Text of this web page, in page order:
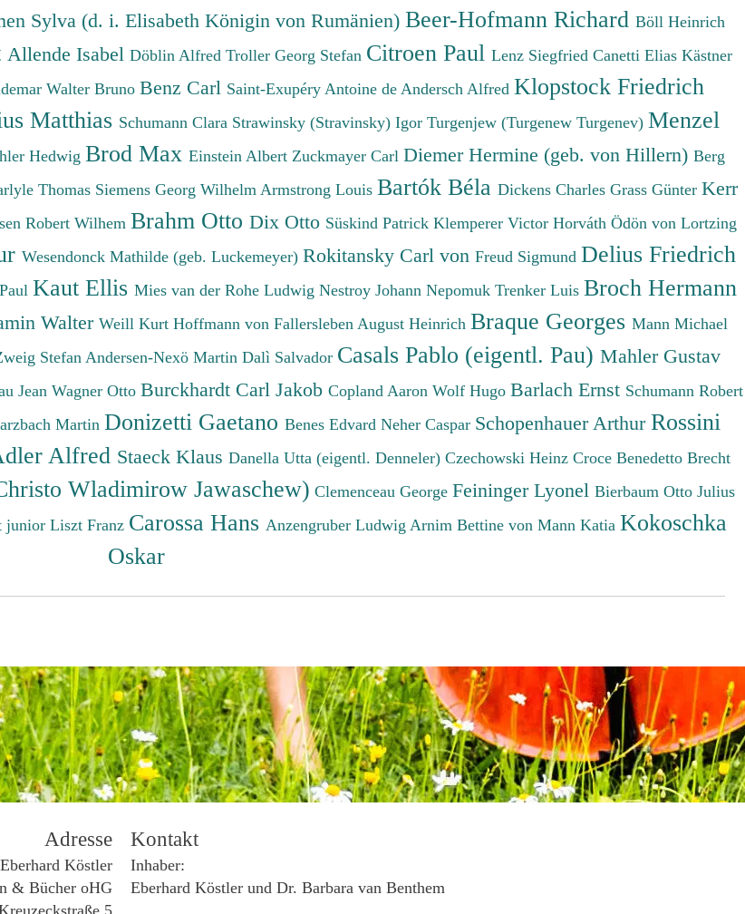
Sylva (d. i. Elisabeth Königin von Rumänien) Beer-Hofmann Richard Böll Heinrich
Allende Isabel Döblin Alfred Troller Georg Stefan Citroen Paul Lenz Siegfried Canetti Elias Kästner
Walter Bruno Benz Carl Saint-Exupéry Antoine de Andersch Alfred Klopstock Friedrich
Matthias Schumann Clara Strawinsky (Stravinsky) Igor Turgenjew (Turgenew Turgenev) Menzel
Hedwig Brod Max Einstein Albert Zuckmayer Carl Diemer Hermine (geb. von Hillern) Berg
Thomas Siemens Georg Wilhelm Armstrong Louis Bartók Béla Dickens Charles Grass Günter Kerr
Robert Wilhem Brahm Otto Dix Otto Süskind Patrick Klemperer Victor Horváth Ödön von Lortzing
Wesendonck Mathilde (geb. Luckemeyer) Rokitansky Carl von Freud Sigmund Delius Friedrich
Kaut Ellis Mies van der Rohe Ludwig Nestroy Johann Nepomuk Trenker Luis Broch Hermann
Walter Weill Kurt Hoffmann von Fallersleben August Heinrich Braque Georges Mann Michael
Stefan Andersen-Nexö Martin Dalì Salvador Casals Pablo (eigentl. Pau) Mahler Gustav
Jean Wagner Otto Burckhardt Carl Jakob Copland Aaron Wolf Hugo Barlach Ernst Schumann Robert
Martin Donizetti Gaetano Benes Edvard Neher Caspar Schopenhauer Arthur Rossini
Alfred Staeck Klaus Danella Utta (eigentl. Denneler) Czechowski Heinz Croce Benedetto Brecht
Wladimirow Jawaschew) Clemenceau George Feininger Lyonel Bierbaum Otto Julius
junior Liszt Franz Carossa Hans Anzengruber Ludwig Arnim Bettine von Mann Katia Kokoschka
Oskar
Adresse
Eberhard Köstler
& Bücher oHG
Kontakt
Inhaber:
Eberhard Köstler und Dr. Barbara van Benthem